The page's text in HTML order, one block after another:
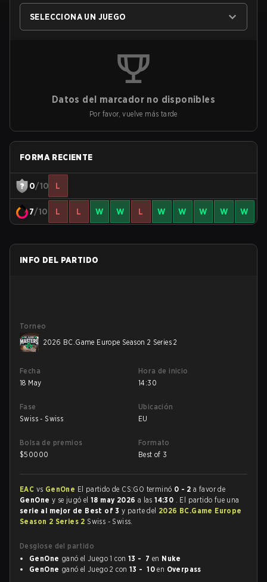
SELECCIONA UN JUEGO
Datos del marcador no disponibles
Por favor, vuelve más tarde
FORMA RECIENTE
0/10 L
7/10 L L W W L W W W W W
INFO DEL PARTIDO
Torneo
2026 BC.Game Europe Season 2 Series 2
Fecha
18 May
Hora de inicio
14:30
Fase
Swiss - Swiss
Ubicación
EU
Bolsa de premios
$50000
Formato
Best of 3
EAC vs GenOne El partido de CS:GO terminó 0 - 2 a favor de
GenOne y se jugó el18 may 2026 a las14:30 . El partido fue una
serie al mejor de Best of 3y parte del 2026 BC.Game Europe
Season 2 Series 2 Swiss - Swiss.
Desglose del partido
GenOne ganó el Juego 1 con 13 - 7 en Nuke
GenOne ganó el Juego 2 con 13 - 10 en Overpass